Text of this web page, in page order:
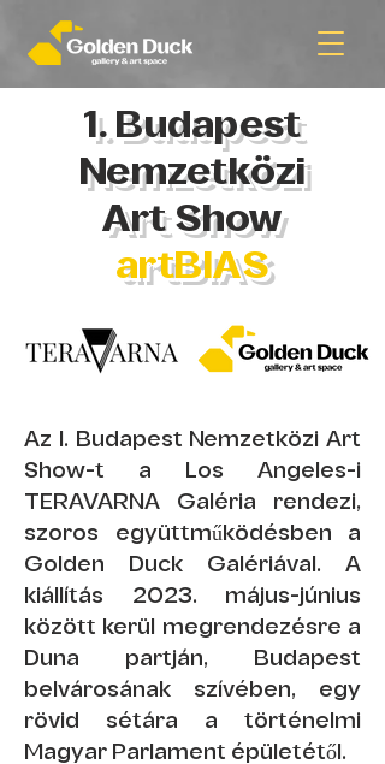
1. Budapest
Nemzetközi
Art Show
artBIAS
Az I. Budapest Nemzetközi Art
Show-t a Los Angeles-i
TERAVARNA Galéria rendezi,
szoros együttműködésben a
Golden Duck Galériával. A
kiállítás 2023. május-június
között kerül megrendezésre a
Duna partján, Budapest
belvárosának szívében, egy
rövid sétára a történelmi
Magyar Parlament épületétől.